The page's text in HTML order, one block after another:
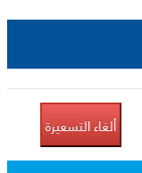
ألغاء التسعيرة